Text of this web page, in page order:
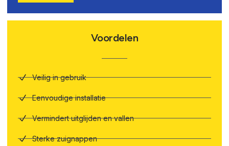
Voordelen
Veilig in gebruik
Eenvoudige installatie
Vermindert uitglijden en vallen
Sterke zuignappen